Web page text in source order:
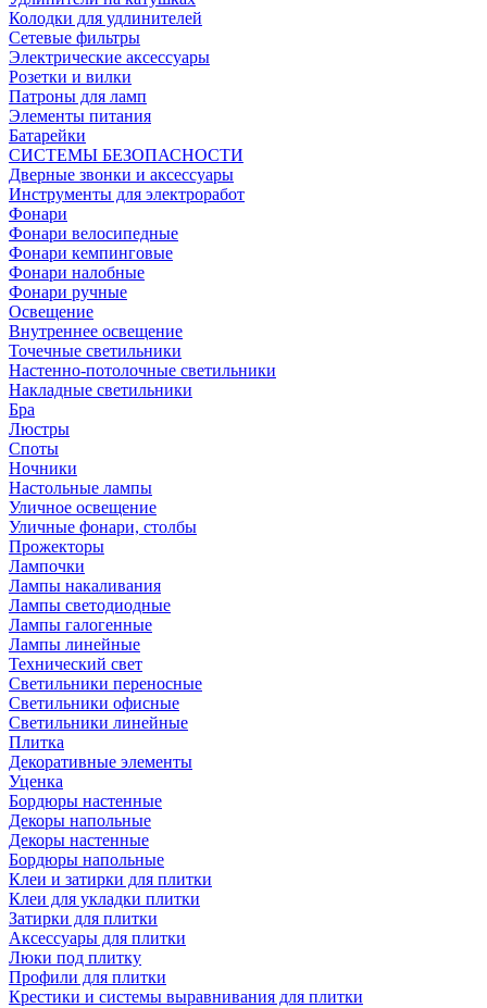
Колодки для удлинителей
Сетевые фильтры
Электрические аксессуары
Розетки и вилки
Патроны для ламп
Элементы питания
Батарейки
СИСТЕМЫ БЕЗОПАСНОСТИ
Дверные звонки и аксессуары
Инструменты для электроработ
Фонари
Фонари велосипедные
Фонари кемпинговые
Фонари налобные
Фонари ручные
Освещение
Внутреннее освещение
Точечные светильники
Настенно-потолочные светильники
Накладные светильники
Бра
Люстры
Споты
Ночники
Настольные лампы
Уличное освещение
Уличные фонари, столбы
Прожекторы
Лампочки
Лампы накаливания
Лампы светодиодные
Лампы галогенные
Лампы линейные
Технический свет
Светильники переносные
Светильники офисные
Светильники линейные
Плитка
Декоративные элементы
Уценка
Бордюры настенные
Декоры напольные
Декоры настенные
Бордюры напольные
Клеи и затирки для плитки
Клеи для укладки плитки
Затирки для плитки
Аксессуары для плитки
Люки под плитку
Профили для плитки
Крестики и системы выравнивания для плитки